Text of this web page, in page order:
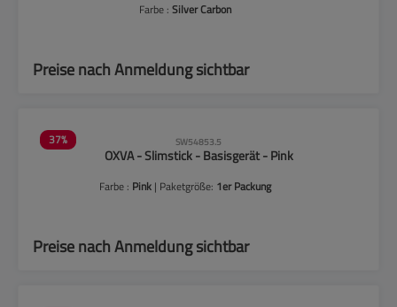
Farbe : Silver Carbon
Preise nach Anmeldung sichtbar
37% SW54853.5
OXVA - Slimstick - Basisgerät - Pink
Farbe : Pink | Paketgröße: 1er Packung
Preise nach Anmeldung sichtbar